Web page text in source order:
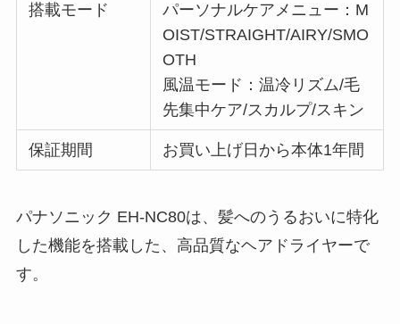
搭載モード
パーソナルケアメニュー：M
OIST/STRAIGHT/AIRY/SMO
OTH
風温モード：温冷リズム/毛
先集中ケア/スカルプ/スキン
保証期間 お買い上げ日から本体1年間
パナソニック EH-NC80は、髪へのうるおいに特化
した機能を搭載した、高品質なヘアドライヤーで
す。